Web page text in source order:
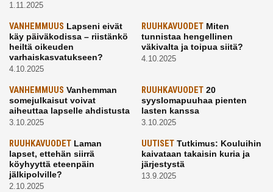
1.11.2025
VANHEMMUUS Lapseni eivät
käy päiväkodissa – riistänkö
heiltä oikeuden
varhaiskasvatukseen?
4.10.2025
RUUHKAVUODETMiten
tunnistaa hengellinen
väkivalta ja toipua siitä?
4.10.2025
VANHEMMUUS Vanhemman
somejulkaisut voivat
aiheuttaa lapselle ahdistusta
3.10.2025
RUUHKAVUODET20
syyslomapuuhaa pienten
lasten kanssa
3.10.2025
RUUHKAVUODET Laman
lapset, ettehän siirrä
köyhyyttä eteenpäin
jälkipolville?
2.10.2025
UUTISETTutkimus: Kouluihin
kaivataan takaisin kuria ja
järjestystä
13.9.2025